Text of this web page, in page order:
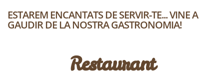
ESTAREM ENCANTATS DE SERVIR-TE... VINE A
GAUDIR DE LA NOSTRA GASTRONOMIA!
Restaurant